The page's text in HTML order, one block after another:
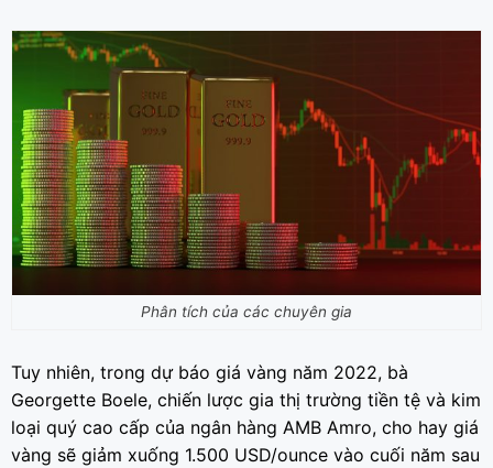
Phân tích của các chuyên gia
Tuy nhiên, trong dự báo giá vàng năm 2022, bà
Georgette Boele, chiến lược gia thị trường tiền tệ và kim
loại quý cao cấp của ngân hàng AMB Amro, cho hay giá
vàng sẽ giảm xuống 1.500 USD/ounce vào cuối năm sau